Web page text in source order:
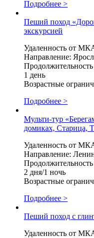
Подробнее >
Пеший поход
экскурсией
Удаленность от
Направление:
1 день
Возрастные
Подробнее >
Мульти-тур
домиках, Старица,
Удаленность от
Направление:
2 дня/1 ночь
Возрастные
Подробнее >
Пеший поход с
Удаленность от